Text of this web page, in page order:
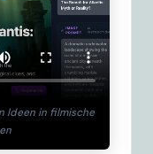
Ideen in filmische